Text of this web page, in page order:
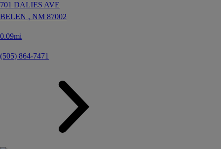
701 DALIES AVE
BELEN , NM 87002
0.09mi
(505) 864-7471